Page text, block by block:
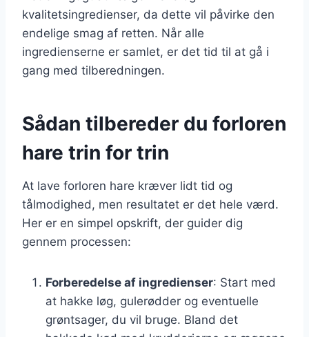
kvalitetsingredienser, da dette vil påvirke den
endelige smag af retten. Når alle
ingredienserne er samlet, er det tid til at gå i
gang med tilberedningen.
Sådan tilbereder du forloren
hare trin for trin
At lave forloren hare kræver lidt tid og
tålmodighed, men resultatet er det hele værd.
Her er en simpel opskrift, der guider dig
gennem processen:
Forberedelse af ingredienser: Start med
at hakke løg, gulerødder og eventuelle
grøntsager, du vil bruge. Bland det